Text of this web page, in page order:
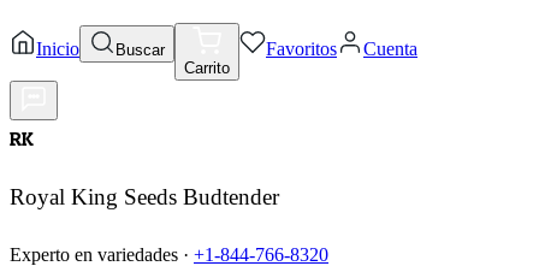
Inicio
Buscar
Carrito
Favoritos Cuenta
RK
Royal King Seeds Budtender
Experto en variedades · +1-844-766-8320